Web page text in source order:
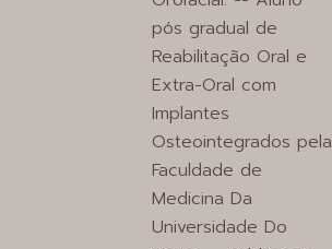
pós gradual de
Reabilitação Oral e
Extra-Oral com
Implantes
Osteointegrados pela
Faculdade de
Medicina Da
Universidade Do